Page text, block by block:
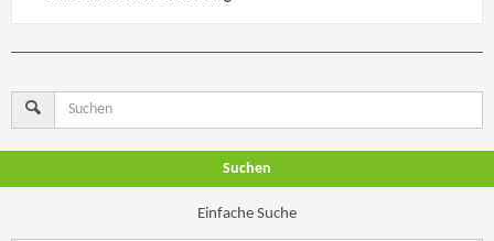
Suchen
Einfache Suche